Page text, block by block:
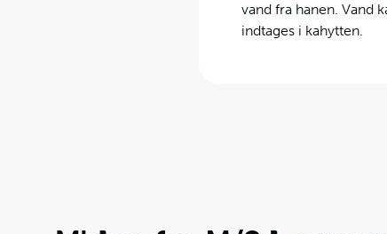
vand fra hanen. Vand
indtages i kahytten.